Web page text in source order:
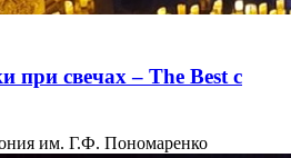
при свечах – The Best с
им. Г.Ф. Пономаренко